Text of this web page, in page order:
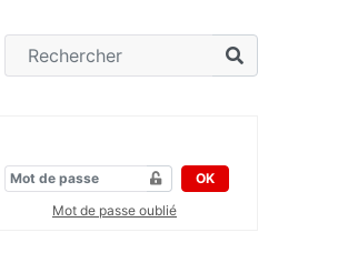
OK
Mot de passe oublié